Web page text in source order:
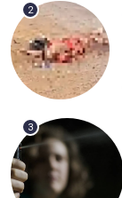
2
3